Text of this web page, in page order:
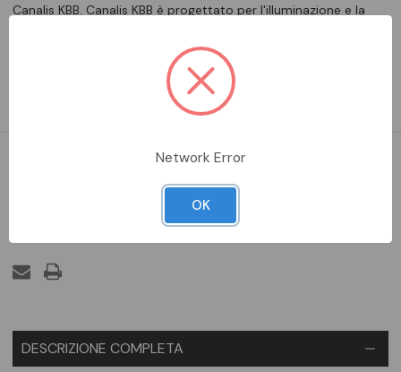
Canalis KBB. Canalis KBB è progettato per l'illuminazione e la
condotto sbarre Canalis KBA con corrente nominale d'impiego
40A a 35 °C. Deve essere impiegato per un singolo cav…
Leggi la descrizione completa
Aggiungi alla comparazione
DESCRIZIONE COMPLETA
Network Error
OK